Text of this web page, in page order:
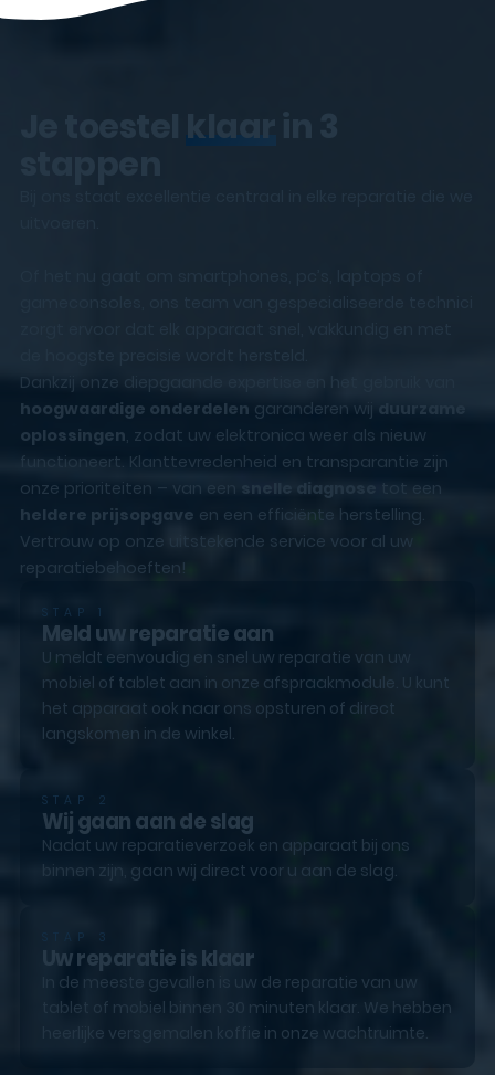
klaar
Dankzij onze diepgaande expertise en het gebruik van
hoogwaardige onderdelen garanderen wij duurzame
oplossingen, zodat uw elektronica weer als nieuw
functioneert. Klanttevredenheid en transparantie zijn
onze prioriteiten – van een
snelle diagnose tot een
heldere prijsopgave en een efficiënte herstelling.
Vertrouw op onze uitstekende service voor al uw
reparatiebehoeften!
STAP 1
Meld uw reparatie aan
U meldt eenvoudig en snel uw reparatie van uw
mobiel of tablet aan in onze afspraakmodule. U kunt
het apparaat ook naar ons opsturen of direct
langskomen in de winkel.
STAP 2
Wij gaan aan de slag
Nadat uw reparatieverzoek en apparaat bij ons
binnen zijn, gaan wij direct voor u aan de slag.
STAP 3
Uw reparatie is klaar
In de meeste gevallen is uw de reparatie van uw
tablet of mobiel binnen 30 minuten klaar. We hebben
heerlijke versgemalen koffie in onze wachtruimte.